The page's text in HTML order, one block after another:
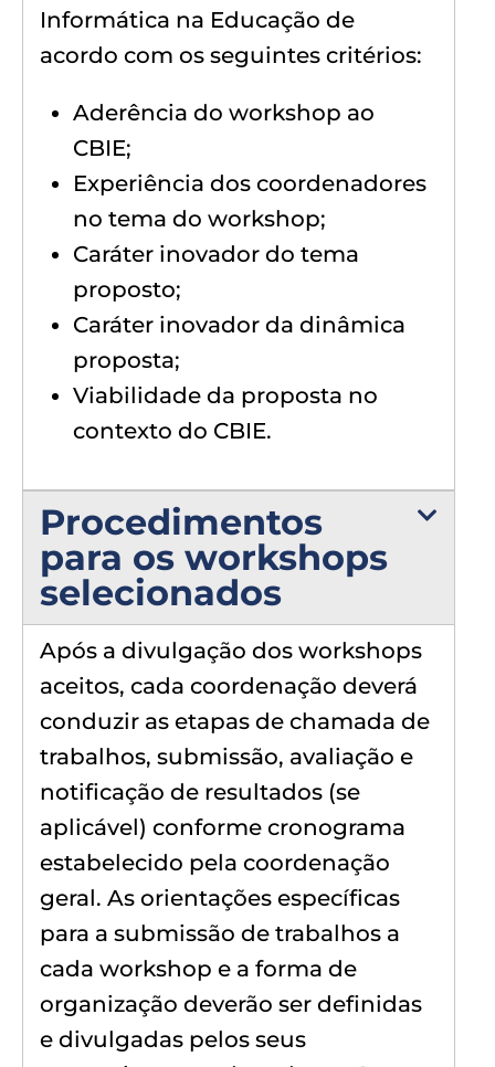
Informática na Educação de
acordo com os seguintes critérios:
Aderência do workshop ao
CBIE;
Experiência dos coordenadores
no tema do workshop;
Caráter inovador do tema
proposto;
Caráter inovador da dinâmica
proposta;
Viabilidade da proposta no
contexto do CBIE.
Procedimentos
para os workshops
selecionados
Após a divulgação dos workshops
aceitos, cada coordenação deverá
conduzir as etapas de chamada de
trabalhos, submissão, avaliação e
notificação de resultados (se
aplicável) conforme cronograma
estabelecido pela coordenação
geral. As orientações específicas
para a submissão de trabalhos a
cada workshop e a forma de
organização deverão ser definidas
e divulgadas pelos seus